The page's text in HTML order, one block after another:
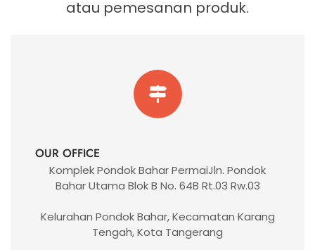
atau pemesanan produk.
OUR OFFICE
Komplek Pondok Bahar PermaiJln. Pondok
Bahar Utama Blok B No. 64B Rt.03 Rw.03
Kelurahan Pondok Bahar, Kecamatan Karang
Tengah, Kota Tangerang